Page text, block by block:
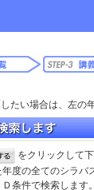
たい場合は、左の
をクリックして下
度の全てのシラバ
条件で検索します。